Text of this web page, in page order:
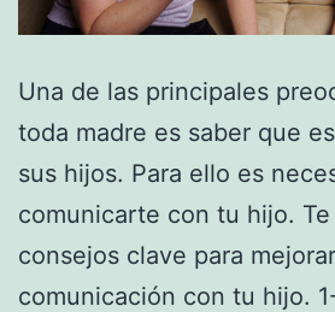
Una de las principales
toda madre es saber que
sus hijos. Para ello es
comunicarte con tu hijo.
consejos clave para
comunicación con tu hijo.